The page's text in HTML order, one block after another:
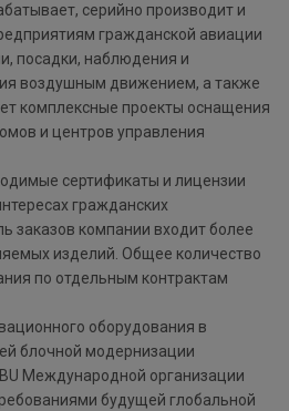
серийно производит и
гражданской авиации
посадки, наблюдения и
воздушным движением, а также
комплексные проекты оснащения
и центров управления
сертификаты и лицензии
гражданских
заказов компании входит более
изделий. Общее количество
по отдельным контрактам
оборудования в
блочной модернизации
Международной организации
будущей глобальной